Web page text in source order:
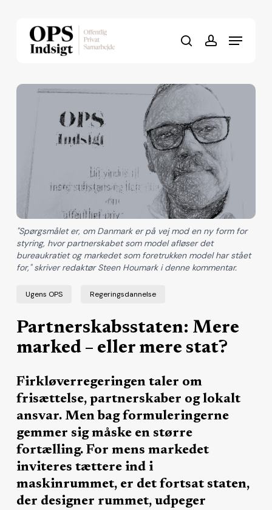
searchaccount
Menu
Ugens OPS Regeringsdannelse
Partnerskabsstaten: Mere
marked – eller mere stat?
Firkløverregeringen taler om
frisættelse, partnerskaber og lokalt
ansvar. Men bag formuleringerne
gemmer sig måske en større
fortælling. For mens markedet
inviteres tættere ind i
maskinrummet, er det fortsat staten,
der designer rummet, udpeger
"Spørgsmålet er, om Danmark er på vej mod en ny form for
styring, hvor partnerskabet som model afløser det
bureaukratiet og markedet som foretrukken model har stået
for," skriver redaktør Steen Houmark i denne kommentar.
Close